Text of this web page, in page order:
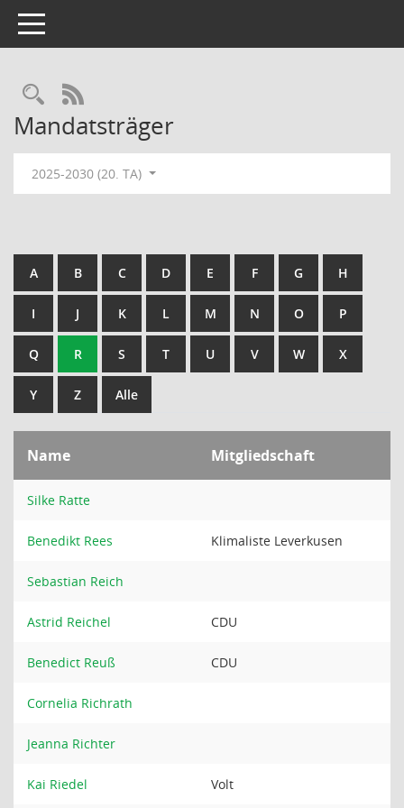
Toggle navigation
Rechercheauswahl
RSS-Feed
Mandatsträger
2025-2030 (20. TA)
A B C D E F G H
I J K L M N O P
Q R S T U V W X
Y Z Alle
Name Mitgliedschaft
Silke Ratte
Benedikt Rees Klimaliste Leverkusen
Sebastian Reich
Astrid Reichel CDU
Benedict Reuß CDU
Cornelia Richrath
Jeanna Richter
Kai Riedel Volt